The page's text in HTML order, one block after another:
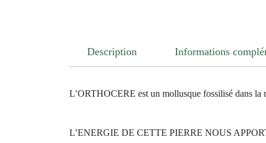
Description Informations
L’ORTHOCERE est un mollusque fossilisé dans la
L’ENERGIE DE CETTE PIERRE NOUS